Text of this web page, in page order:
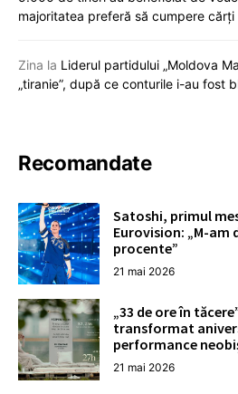
majoritatea preferă să cumpere cărți
Zina la Liderul partidului „Moldova
„tiranie”, după ce conturile i-au fost
Recomandate
Satoshi, primul
Eurovision: „M-am
procente”
21 mai 2026
„33 de ore în
transformat
performance
21 mai 2026